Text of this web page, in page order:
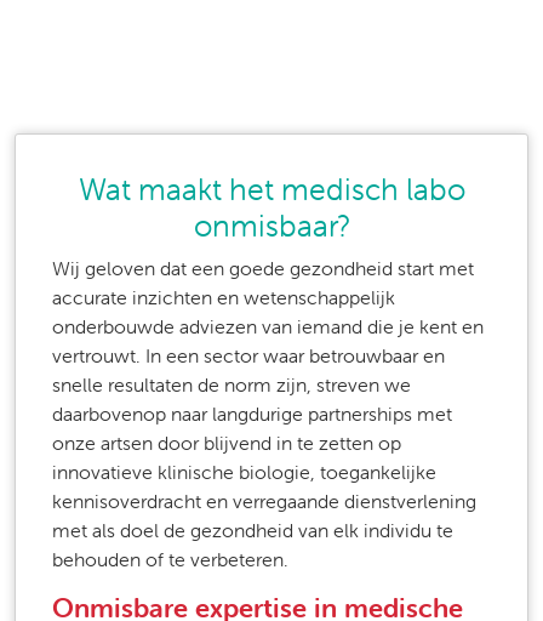
Wat maakt het medisch labo
onmisbaar?
Wij geloven dat een goede gezondheid start met
accurate inzichten en wetenschappelijk
onderbouwde adviezen van iemand die je kent en
vertrouwt. In een sector waar betrouwbaar en
snelle resultaten de norm zijn, streven we
daarbovenop naar langdurige partnerships met
onze artsen door blijvend in te zetten op
innovatieve klinische biologie, toegankelijke
kennisoverdracht en verregaande dienstverlening
met als doel de gezondheid van elk individu te
behouden of te verbeteren.
Onmisbare expertise in medische